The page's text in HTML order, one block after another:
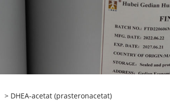
> DHEA-acetat (prasteronacetat)